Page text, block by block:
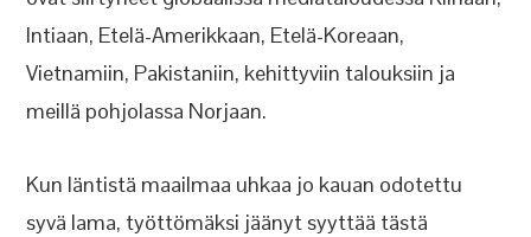
Intiaan, Etelä-Amerikkaan, Etelä-Koreaan,
Vietnamiin, Pakistaniin, kehittyviin talouksiin ja
meillä pohjolassa Norjaan.
Kun läntistä maailmaa uhkaa jo kauan odotettu
syvä lama, työttömäksi jäänyt syyttää tästä